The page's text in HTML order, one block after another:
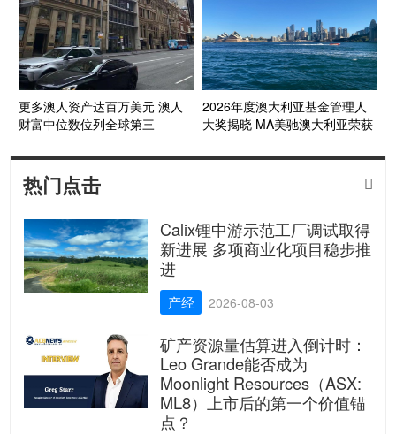
更多澳人资产达百万美元 澳人
财富中位数位列全球第三
2026年度澳大利亚基金管理人
大奖揭晓 MA美驰澳大利亚荣获
热门点击 
Calix锂中游示范工厂调试取得
新进展 多项商业化项目稳步推
进
产经 2026-08-03
矿产资源量估算进入倒计时：
Leo Grande能否成为
Moonlight Resources（ASX:
ML8）上市后的第一个价值锚
点？